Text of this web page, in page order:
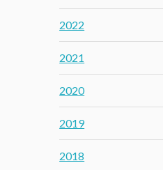
2022
2021
2020
2019
2018